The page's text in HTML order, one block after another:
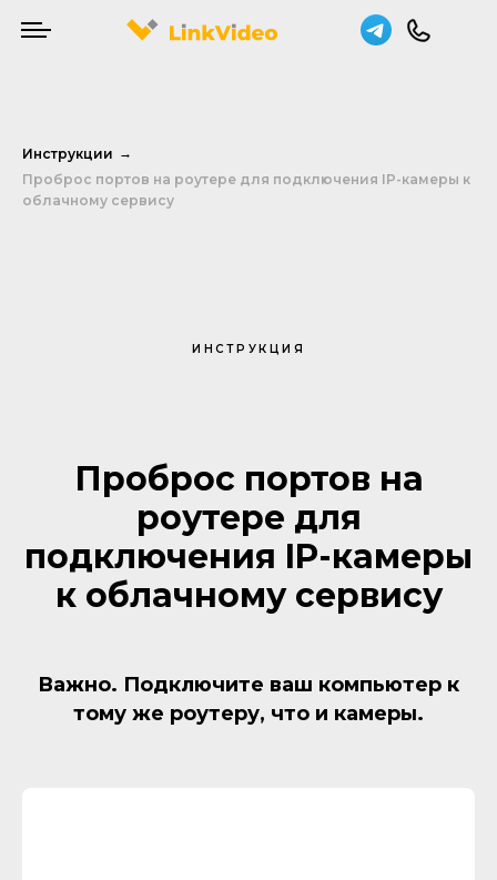
Инструкции →
Проброс портов на роутере для подключения IP-камеры к
облачному сервису
ИНСТРУКЦИЯ
Проброс портов на
роутере для
подключения IP-камеры
к облачному сервису
Важно. Подключите ваш компьютер к
тому же роутеру, что и камеры.